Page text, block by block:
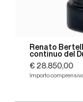
Renato
continuo del
€ 28.850,00
Importo